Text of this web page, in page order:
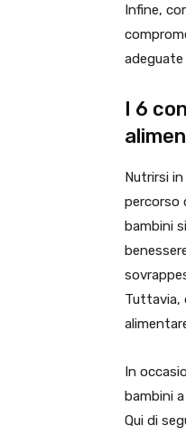
Infine,
I 6
Nutrirsi
percorso
bambini
Tuttavia,
In
bambini
Qui di